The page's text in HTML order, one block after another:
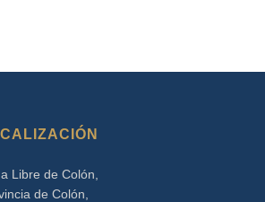
Libre de Colón,
de Colón,